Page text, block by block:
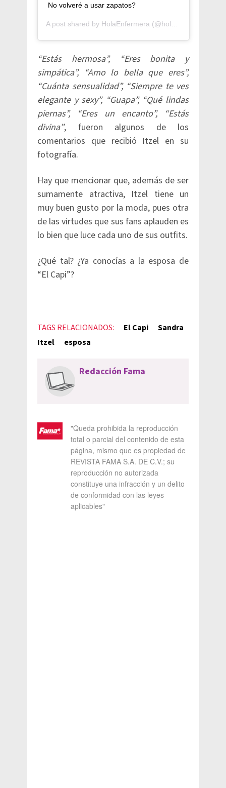
No volveré a usar zapatos?
A post shared by HolaEnfermera (@holaenfermera) on
“Estás hermosa”, “Eres bonita y
simpática”, “Amo lo bella que eres”,
“Cuánta sensualidad”, “Siempre te ves
elegante y sexy”, “Guapa”, “Qué lindas
piernas”, “Eres un encanto”, “Estás
divina”, fueron algunos de los
comentarios que recibió Itzel en su
fotografía.
Hay que mencionar que, además de ser
sumamente atractiva, Itzel tiene un
muy buen gusto por la moda, pues otra
de las virtudes que sus fans aplauden es
lo bien que luce cada uno de sus outfits.
¿Qué tal? ¿Ya conocías a la esposa de
“El Capi”?
TAGS RELACIONADOS: El Capi
Sandra
Itzel
esposa
Redacción Fama
"Queda prohibida la reproducción
total o parcial del contenido de esta
página, mismo que es propiedad de
REVISTA FAMA S.A. DE C.V.; su
reproducción no autorizada
constituye una infracción y un delito
de conformidad con las leyes
aplicables"